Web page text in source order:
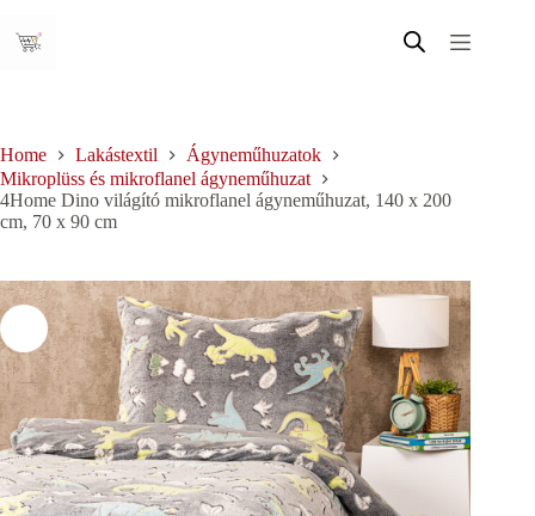
content
Home Lakástextil
Ágyneműhuzatok
Mikroplüss és mikroflanel ágyneműhuzat
4Home Dino világító mikroflanel ágyneműhuzat, 140 x 200
cm, 70 x 90 cm